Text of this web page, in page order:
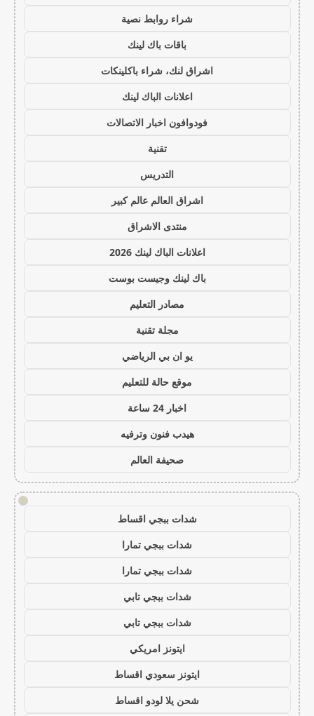
شراء روابط نصية
باقات باك لينك
اشراق لنك، شراء باكلينكات
اعلانات الباك لينك
فودوافون اخبار الاتصالات
تقنية
التدريس
اشراق العالم عالم كبير
منتدى الاشراق
اعلانات الباك لينك 2026
باك لينك وجيست بوست
مصادر التعليم
مجلة تقنية
يو ان بي الرياضي
موقع حالة للتعليم
اخبار 24 ساعة
هيدب فنون وترفيه
صحيفة العالم
!
شدات ببجي اقساط
شدات ببجي تمارا
شدات ببجي تمارا
شدات ببجي تابي
شدات ببجي تابي
ايتونز امريكي
ايتونز سعودي اقساط
شحن يلا لودو اقساط